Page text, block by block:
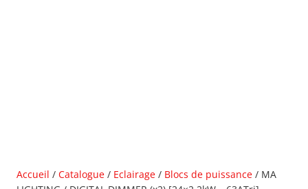
Accueil / Catalogue / Eclairage / Blocs de puissance / MA